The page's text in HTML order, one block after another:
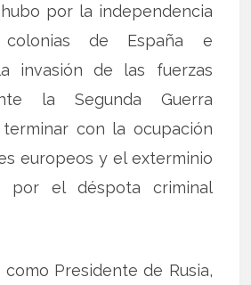
por la independencia
de España e
invasión de las fuerzas
la Segunda Guerra
con la ocupación
europeos y el exterminio
por el déspota criminal
como Presidente de Rusia,